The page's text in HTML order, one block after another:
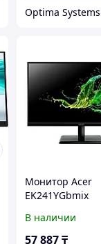
Optima Systems
Монитор Acer
EK241YGbmix
В наличии
57 887₸